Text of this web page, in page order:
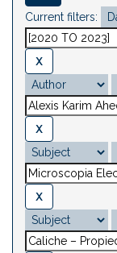
Current filters: